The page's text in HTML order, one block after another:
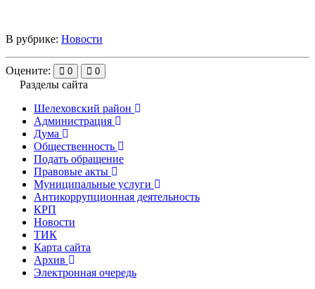
В рубрике: Новости
Оцените: 0 0
Разделы сайта
Шелеховский район
Администрация
Дума
Общественность
Подать обращение
Правовые акты
Муниципальные услуги
Антикоррупционная деятельность
КРП
Новости
ТИК
Карта сайта
Архив
Электронная очередь